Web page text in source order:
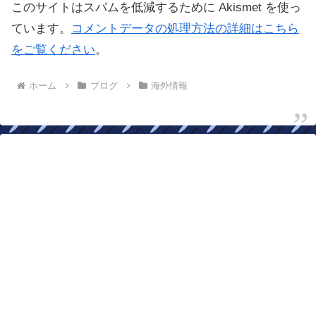
このサイトはスパムを低減するために Akismet を使っ
ています。
コメントデータの処理方法の詳細はこちら
をご覧ください。
ホーム ブログ 海外情報